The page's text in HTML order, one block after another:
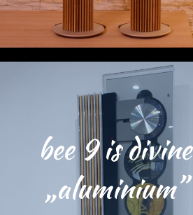
bee 9 is divine
„aluminium”